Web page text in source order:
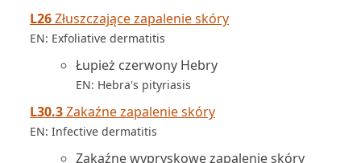
L26Złuszczające zapalenie skóry
EN: Exfoliative dermatitis
Łupież czerwony Hebry
EN: Hebra's pityriasis
L30.3Zakaźne zapalenie skóry
EN: Infective dermatitis
Zakaźne wypryskowe zapalenie skóry